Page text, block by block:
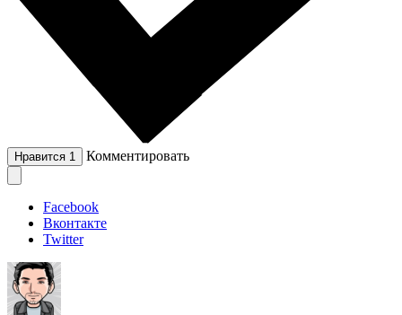
Нравится 1 Комментировать
Facebook
Вконтакте
Twitter